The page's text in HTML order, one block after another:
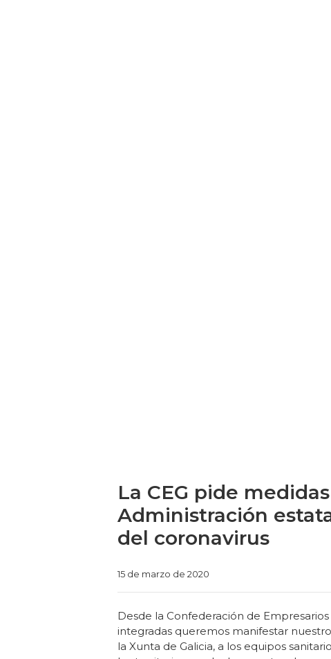
La CEG pide
Administración
del coronavirus
15 de marzo de 2020Categories
Desde la Confederación de
integradas queremos manifestar
la Xunta de Galicia, a los equipos